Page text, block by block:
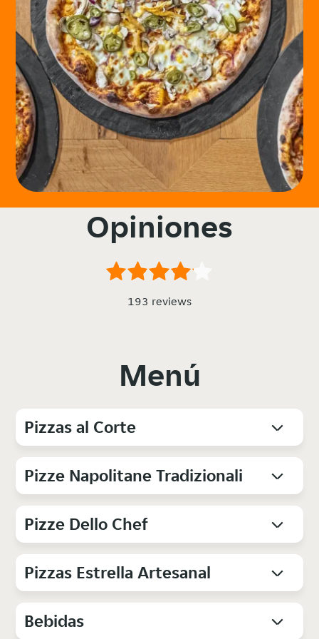
Opiniones
193 reviews
Menú
Pizzas al Corte
Pizze Napolitane Tradizionali
Pizze Dello Chef
Pizzas Estrella Artesanal
Bebidas